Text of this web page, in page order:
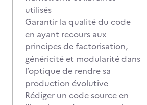
utilisés
Garantir la qualité du code
en ayant recours aux
principes de factorisation,
généricité et modularité dans
l’optique de rendre sa
production évolutive
Rédiger un code source en